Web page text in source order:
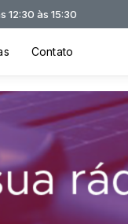
Contato